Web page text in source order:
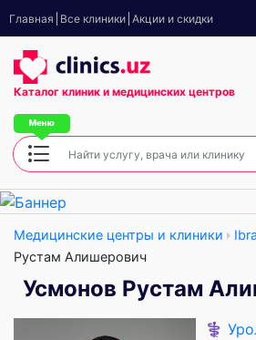
Главная Все клиники Акции и скидки
Каталог клиник и медицинских центров
Медицинские центры и клиники
Рустам Алишерович
Усмонов Рустам
⚕️